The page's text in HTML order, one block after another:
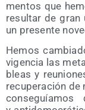
men­tos que
resul­tar de
un pre­sen­te
Hemos
vigen­cia las
bleas y
recu­pe­ra­ción de
con­se­guía­mos